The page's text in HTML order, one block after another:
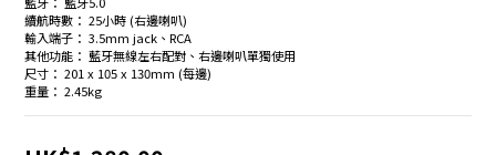
續航時數： 25小時 (右邊喇叭)
輸入端子： 3.5mm jack、RCA
其他功能： 藍牙無線左右配對、右邊喇叭單獨使用
尺寸： 201 x 105 x 130mm (每邊)
重量： 2.45kg